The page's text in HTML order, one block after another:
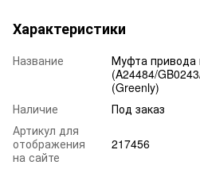
Характеристики
Название
Муфта привода
(A24484/
(Greenly)
Наличие
Под заказ
Артикул для
отображения
на сайте
217456